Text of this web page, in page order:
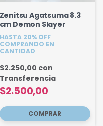
Zenitsu Agatsuma 8.3
cm Demon Slayer
HASTA 20% OFF
COMPRANDO EN
CANTIDAD
$2.500,00
$2.250,00 con
Transferencia